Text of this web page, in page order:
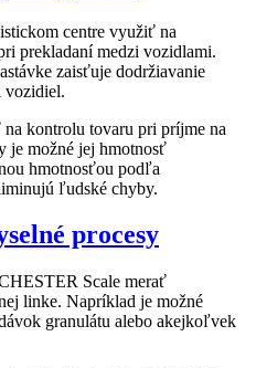
centre využiť na
prekladaní medzi vozidlami.
zaisťuje dodržiavanie
vozidiel.
kontrolu tovaru pri príjme na
je možné jej hmotnosť
hmotnosťou podľa
ľudské chyby.
procesy
Scale merať
linke. Napríklad je možné
granulátu alebo akejkoľvek